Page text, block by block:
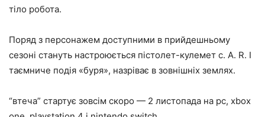
тіло робота.
Поряд з персонажем доступними в прийдешньому
сезоні стануть настроюється пістолет-кулемет c. A. R. І
таємниче подія «буря», назріває в зовнішніх землях.
“втеча” стартує зовсім скоро — 2 листопада на pc, xbox